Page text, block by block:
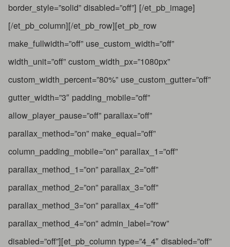
border_style=”solid” disabled=”off”] [/et_pb_image]
[/et_pb_column][/et_pb_row][et_pb_row
make_fullwidth=”off” use_custom_width=”off”
width_unit=”off” custom_width_px=”1080px”
custom_width_percent=”80%” use_custom_gutter=”off”
gutter_width=”3″ padding_mobile=”off”
allow_player_pause=”off” parallax=”off”
parallax_method=”on” make_equal=”off”
column_padding_mobile=”on” parallax_1=”off”
parallax_method_1=”on” parallax_2=”off”
parallax_method_2=”on” parallax_3=”off”
parallax_method_3=”on” parallax_4=”off”
parallax_method_4=”on” admin_label=”row”
disabled=”off”][et_pb_column type=”4_4″ disabled=”off”